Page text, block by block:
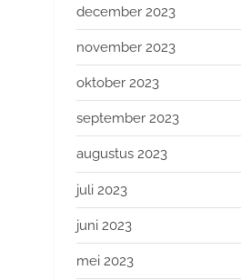
december 2023
november 2023
oktober 2023
september 2023
augustus 2023
juli 2023
juni 2023
mei 2023